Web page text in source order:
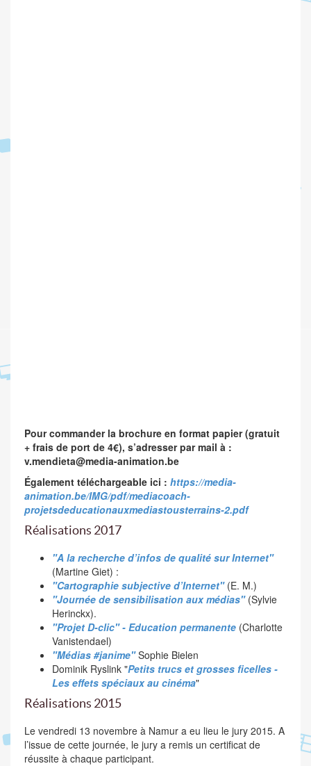
Pour commander la brochure en format papier (gratuit
+ frais de port de 4€), s’adresser par mail à :
v.mendieta@media-animation.be
Également téléchargeable ici : https://media-
animation.be/IMG/pdf/mediacoach-
projetsdeducationauxmediastousterrains-2.pdf
Réalisations 2017
"A la recherche d’infos de qualité sur Internet"
(Martine Giet) :
"Cartographie subjective d’Internet"(E. M.)
"Journée de sensibilisation aux médias"(Sylvie
Herinckx).
"Projet D-clic" - Education permanente (Charlotte
Vanistendael)
"Médias #janime"Sophie Bielen
Dominik Ryslink "Petits trucs et grosses ficelles -
Les effets spéciaux au cinéma"
Réalisations 2015
Le vendredi 13 novembre à Namur a eu lieu le jury 2015. A
l’issue de cette journée, le jury a remis un certificat de
réussite à chaque participant.